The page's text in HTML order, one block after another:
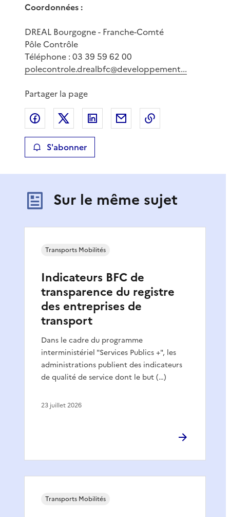
Coordonnées :
DREAL Bourgogne - Franche-Comté
Pôle Contrôle
Téléphone : 03 39 59 62 00
polecontrole.drealbfc@developpement...
Partager la page
Partager sur Facebook
Partager sur XPartager sur LinkedIn
Partager par email
S'abonner
Sur le même sujet
Indicateurs BFC de
transparence du registre
des entreprises de
transport
Dans le cadre du programme
interministériel "Services Publics +", les
administrations publient des indicateurs
de qualité de service dont le but (…)
Transports Mobilités
23 juillet 2026
Transports Mobilités